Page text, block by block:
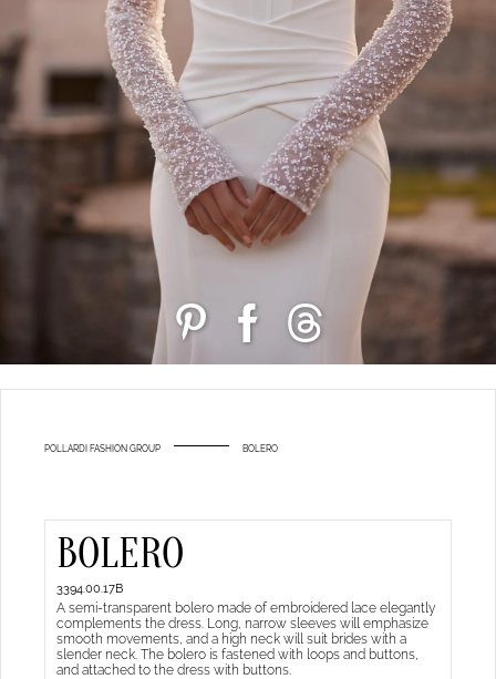
POLLARDI FASHION GROUP BOLERO
BOLERO
3394.00.17B
A semi-transparent bolero made of embroidered lace elegantly
complements the dress. Long, narrow sleeves will emphasize
smooth movements, and a high neck will suit brides with a
slender neck. The bolero is fastened with loops and buttons,
and attached to the dress with buttons.